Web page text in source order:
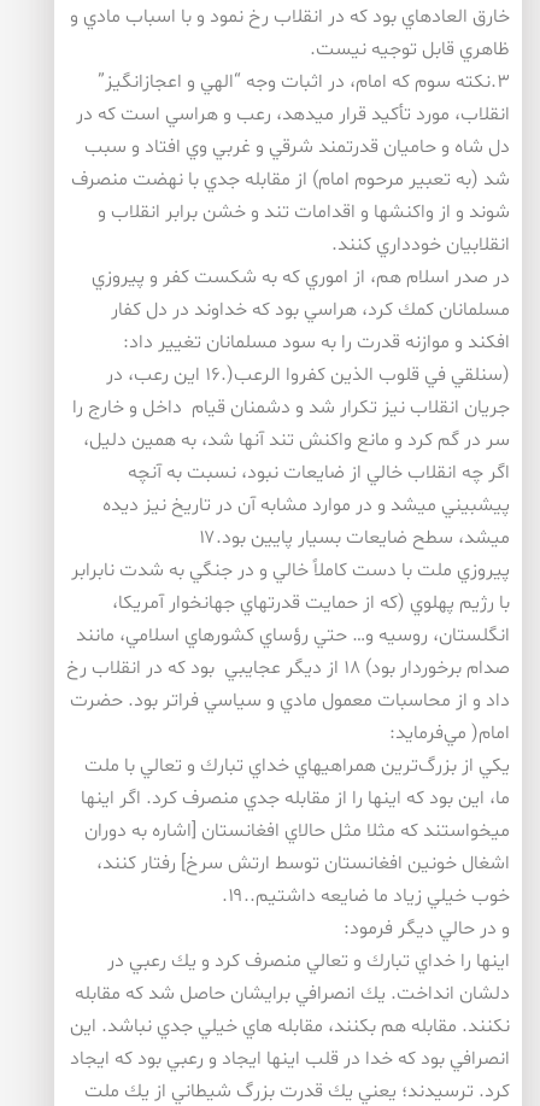
خارق العادهاي بود كه در انقلاب رخ نمود و با اسباب مادي و
ظاهري قابل توجيه نيست.
۳.نكته سوم كه امام، در اثبات وجه “الهي و اعجازانگيز”
انقلاب، مورد تأكيد قرار ميدهد، رعب و هراسي است كه در
دل شاه و حاميان قدرتمند شرقي و غربي وي افتاد و سبب
شد (به تعبير مرحوم امام) از مقابله جدي با نهضت منصرف
شوند و از واكنشها و اقدامات تند و خشن برابر انقلاب و
انقلابيان خودداري كنند.
در صدر اسلام هم، از اموري كه به شكست كفر و پيروزي
مسلمانان كمك كرد، هراسي بود كه خداوند در دل كفار
افكند و موازنه قدرت را به سود مسلمانان تغيير داد:
(سنلقي في قلوب الذين كفروا الرعب(.۱۶ اين رعب، در
جريان انقلاب نيز تكرار شد و دشمنان قيام داخل و خارج را
سر در گم كرد و مانع واكنش تند آنها شد، به همين دليل،
اگر چه انقلاب خالي از ضايعات نبود، نسبت به آنچه
پيشبيني ميشد و در موارد مشابه آن در تاريخ نيز ديده
ميشد، سطح ضايعات بسيار پايين بود.۱۷
پيروزي ملت با دست كاملاً خالي و در جنگي به شدت نابرابر
با رژيم پهلوي (كه از حمايت قدرتهاي جهانخوار آمريكا،
انگلستان، روسيه و… حتي رؤساي كشورهاي اسلامي، مانند
صدام برخوردار بود) ۱۸ از ديگر عجايبي بود كه در انقلاب رخ
داد و از محاسبات معمول مادي و سياسي فراتر بود. حضرت
امام( مي‌فرمايد:
يكي از بزرگ‌ترين همراهيهاي خداي تبارك و تعالي با ملت
ما، اين بود كه اينها را از مقابله جدي منصرف كرد. اگر اينها
ميخواستند كه مثلا مثل حالاي افغانستان [اشاره به دوران
اشغال خونين افغانستان توسط ارتش سرخ] رفتار كنند،
خوب خيلي زياد ما ضايعه داشتيم..۱۹.
و در حالي ديگر فرمود:
اينها را خداي تبارك و تعالي منصرف كرد و يك رعبي در
دلشان انداخت. يك انصرافي برايشان حاصل شد كه مقابله
نكنند. مقابله هم بكنند، مقابله هاي خيلي جدي نباشد. اين
انصرافي بود كه خدا در قلب اينها ايجاد و رعبي بود كه ايجاد
كرد. ترسيدند؛ يعني يك قدرت بزرگ شيطاني از يك ملت